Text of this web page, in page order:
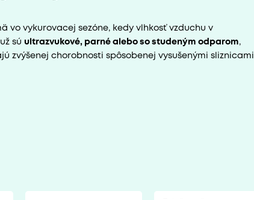
vykurovacej sezóne, kedy vlhkosť vzduchu v
sú ultrazvukové, parné alebo so studeným odparom,
zvýšenej chorobnosti spôsobenej vysušenými sliznicami